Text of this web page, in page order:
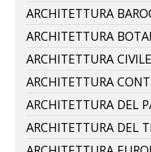
ARCHITETTURA
ARCHITETTURA
ARCHITETTURA CIVILE
ARCHITETTURA
ARCHITETTURA DEL
ARCHITETTURA DEL